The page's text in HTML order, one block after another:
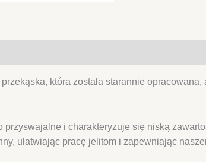
która została starannie
przyswajalne i charakteryzuje się niską
ułatwiając pracę jelitom i zapewniając